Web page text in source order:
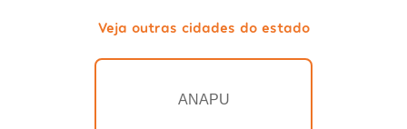
Veja outras cidades do estado
ANAPU